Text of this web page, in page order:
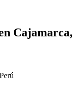
Cajamarca,